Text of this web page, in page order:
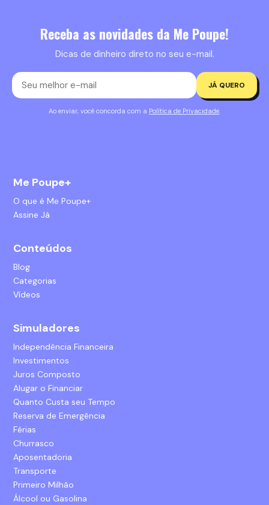
Receba as novidades da Me Poupe!
Dicas de dinheiro direto no seu e-mail.
JÁ QUERO
Ao enviar, você concorda com a Política de Privacidade.
Me Poupe+
O que é Me Poupe+
Assine Já
Conteúdos
Blog
Categorias
Vídeos
Simuladores
Independência Financeira
Investimentos
Juros Composto
Alugar o Financiar
Quanto Custa seu Tempo
Reserva de Emergência
Férias
Churrasco
Aposentadoria
Transporte
Primeiro Milhão
Álcool ou Gasolina